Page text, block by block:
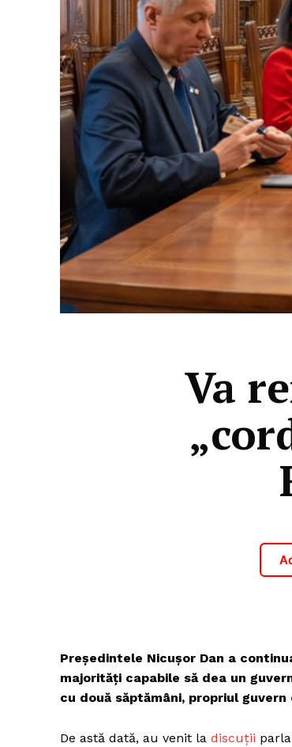
Va
Președintele Nicușor Dan a
majorități capabile să dea un
cu două săptămâni, propriul
De astă dată, au venit la discuții